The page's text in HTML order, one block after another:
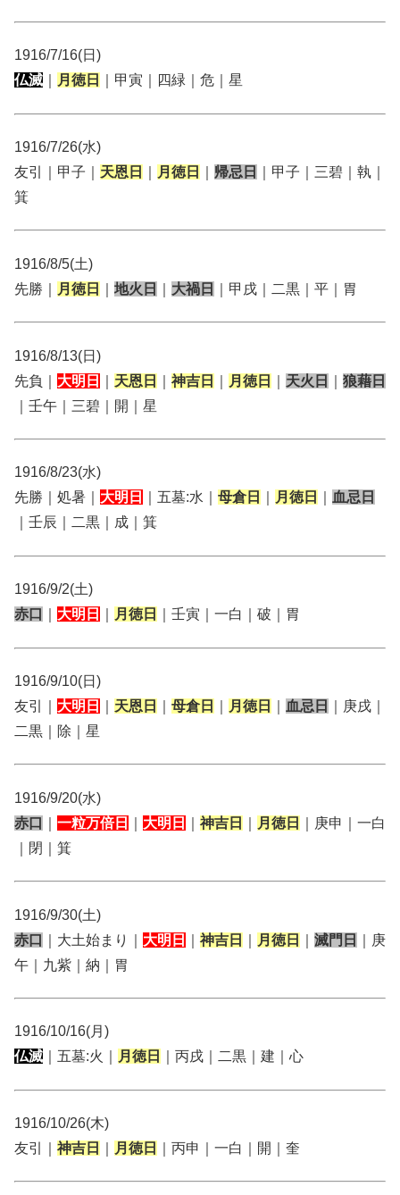
1916/7/16(日)
仏滅
月徳日 ｜甲寅｜四緑｜危｜星
1916/7/26(水)
友引｜甲子｜ 天恩日 月徳日 帰忌日
｜甲子｜三碧｜執｜
箕
1916/8/5(土)
先勝｜
月徳日 地火日 大禍日 ｜甲戌｜二黒｜平｜胃
1916/8/13(日)
先負｜ 大明日 天恩日 神吉日 月徳日 天火日
狼藉日
｜壬午｜三碧｜開｜星
1916/8/23(水)
先勝｜処暑｜ 大明日 ｜五墓:水｜ 母倉日 月徳日
血忌日
｜壬辰｜二黒｜成｜箕
1916/9/2(土)
赤口
大明日 月徳日 ｜壬寅｜一白｜破｜胃
1916/9/10(日)
友引｜ 大明日 天恩日 母倉日 月徳日 血忌日
｜庚戌｜
二黒｜除｜星
1916/9/20(水)
赤口
一粒万倍日 大明日 神吉日 月徳日
｜庚申｜一白
｜閉｜箕
1916/9/30(土)
赤口
｜大土始まり｜ 大明日 神吉日 月徳日 滅門日
｜庚
午｜九紫｜納｜胃
1916/10/16(月)
仏滅 ｜五墓:火｜ 月徳日 ｜丙戌｜二黒｜建｜心
1916/10/26(木)
友引｜ 神吉日 月徳日 ｜丙申｜一白｜開｜奎